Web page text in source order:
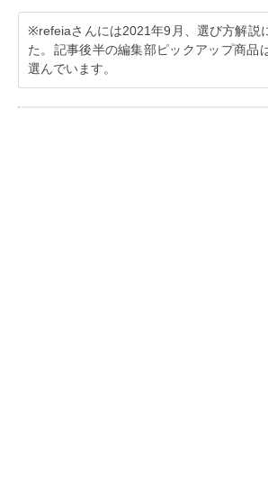
※refeiaさんには2021年9月、選び方解説
た。記事後半の編集部ピックアップ商品
選んでいます。